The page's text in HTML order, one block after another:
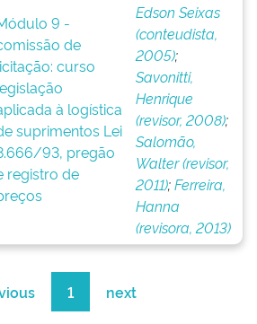
9 -
de
curso
à logística
suprimentos Lei
93, pregão
registro de
Edson Seixas
(conteudista,
2005);
Savonitti,
Henrique
(revisor, 2008);
Salomão,
Walter (revisor,
2011);Ferreira,
Hanna
(revisora, 2013)
1 next